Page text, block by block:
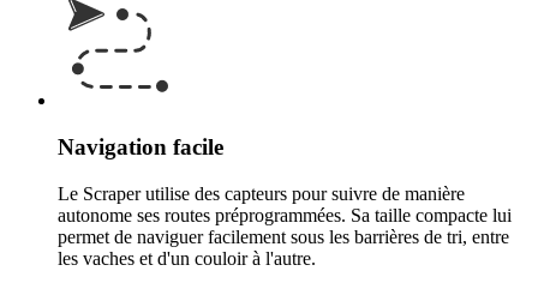
Navigation facile
Le Scraper utilise des capteurs pour suivre de manière
autonome ses routes préprogrammées. Sa taille compacte lui
permet de naviguer facilement sous les barrières de tri, entre
les vaches et d'un couloir à l'autre.